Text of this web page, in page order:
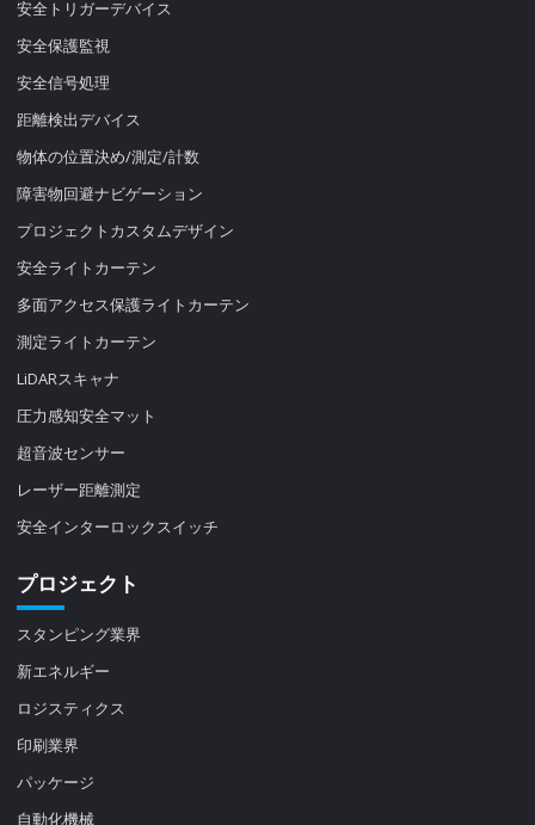
安全トリガーデバイス
安全保護監視
安全信号処理
距離検出デバイス
物体の位置決め/測定/計数
障害物回避ナビゲーション
プロジェクトカスタムデザイン
安全ライトカーテン
多面アクセス保護ライトカーテン
測定ライトカーテン
LiDARスキャナ
圧力感知安全マット
超音波センサー
レーザー距離測定
安全インターロックスイッチ
プロジェクト
スタンピング業界
新エネルギー
ロジスティクス
印刷業界
パッケージ
自動化機械